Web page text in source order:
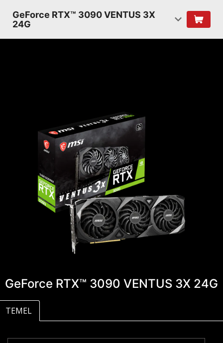
GeForce RTX™ 3090 VENTUS 3X
24G
GeForce RTX™ 3090 VENTUS 3X 24G
TEMEL